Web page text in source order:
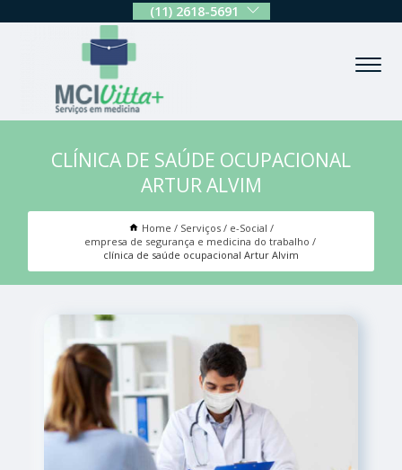
(11) 2618-5691
CLÍNICA DE SAÚDE OCUPACIONAL
ARTUR ALVIM
Home Serviços
e-Social
empresa de segurança e medicina do trabalho
clínica de saúde ocupacional Artur Alvim